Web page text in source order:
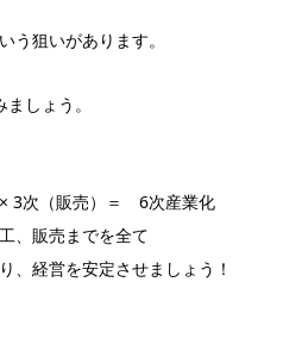
う狙いがあります。
しょう。
3次（販売）＝ 6次産業化
、販売までを全て
、経営を安定させましょう！